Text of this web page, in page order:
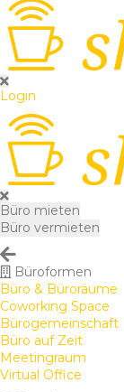
Login
Büro mieten
Büro vermieten
Büroformen
Büro & Büroräume
Coworking Space
Bürogemeinschaft
Büro auf Zeit
Meetingraum
Virtual Office